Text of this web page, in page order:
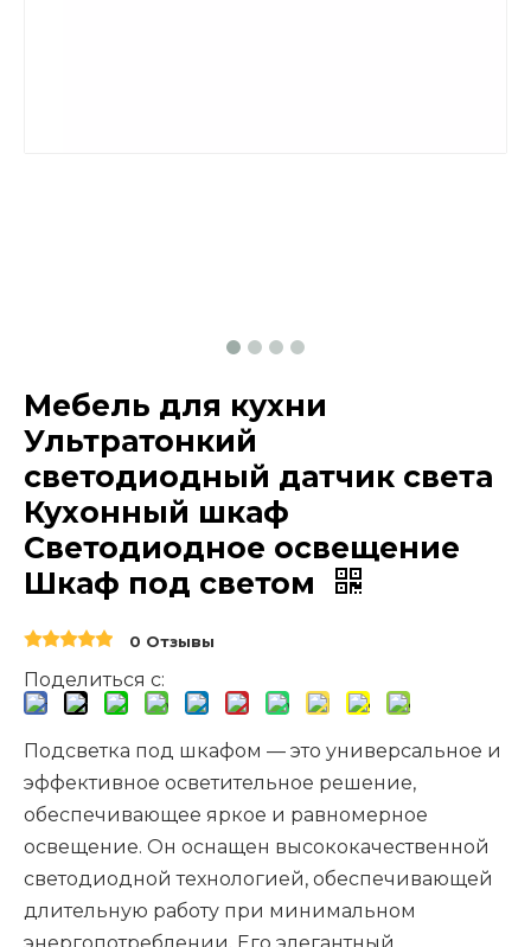
Мебель для кухни
Ультратонкий
светодиодный датчик света
Кухонный шкаф
Светодиодное освещение
Шкаф под светом
0 Отзывы
Поделиться с:
Подсветка под шкафом — это универсальное и
эффективное осветительное решение,
обеспечивающее яркое и равномерное
освещение. Он оснащен высококачественной
светодиодной технологией, обеспечивающей
длительную работу при минимальном